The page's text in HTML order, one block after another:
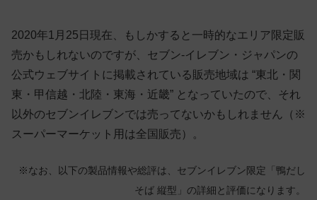
2020年1月25日現在、もしかすると一時的なエリア限定販
売かもしれないのですが、セブン-イレブン・ジャパンの
公式ウェブサイトに掲載されている販売地域は “東北・関
東・甲信越・北陸・東海・近畿” となっていたので、それ
以外のセブンイレブンでは売ってないかもしれません（※
スーパーマーケット用は全国販売）。
※なお、以下の製品情報や総評は、セブンイレブン限定「鴨だし
そば 縦型」の詳細と評価になります。